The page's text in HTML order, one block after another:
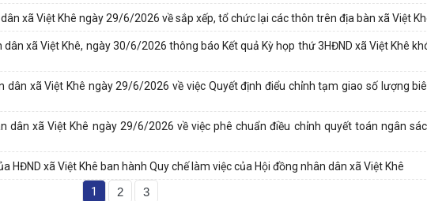
xã Việt Khê ngày 29/6/2026 về sắp xếp, tổ chức lại các thôn trên địa bàn xã Việt
xã Việt Khê, ngày 30/6/2026 thông báo Kết quả Kỳ họp thứ 3HĐND xã Việt Khê
dân xã Việt Khê ngày 29/6/2026 về việc Quyết định điểu chỉnh tạm giao số lượng
dân xã Việt Khê ngày 29/6/2026 về việc phê chuẩn điều chỉnh quyết toán ngân
HĐND xã Việt Khê ban hành Quy chế làm việc của Hội đồng nhân dân xã Việt Khê
1 2 3